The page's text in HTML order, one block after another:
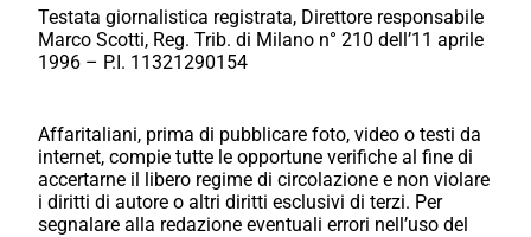
Testata giornalistica registrata, Direttore responsabile
Marco Scotti, Reg. Trib. di Milano n° 210 dell’11 aprile
1996 – P.I. 11321290154
Affaritaliani, prima di pubblicare foto, video o testi da
internet, compie tutte le opportune verifiche al fine di
accertarne il libero regime di circolazione e non violare
i diritti di autore o altri diritti esclusivi di terzi. Per
segnalare alla redazione eventuali errori nell’uso del